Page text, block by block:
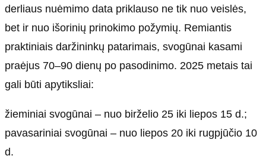
derliaus nuėmimo data priklauso ne tik nuo veislės,
bet ir nuo išorinių prinokimo požymių. Remiantis
praktiniais daržininkų patarimais, svogūnai kasami
praėjus 70–90 dienų po pasodinimo. 2025 metais tai
gali būti apytiksliai:
žieminiai svogūnai – nuo birželio 25 iki liepos 15 d.;
pavasariniai svogūnai – nuo liepos 20 iki rugpjūčio 10
d.